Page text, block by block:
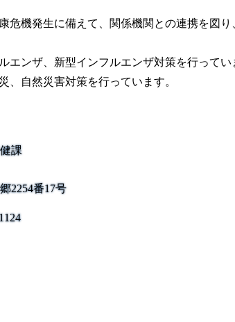
危機発生に備えて、関係機関との連携を図
エンザ、新型インフルエンザ対策を行ってい
、自然災害対策を行っています。
課
2254番17号
について